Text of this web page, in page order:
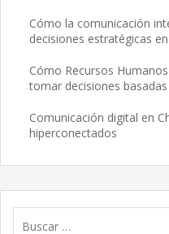
Cómo la comunicación
decisiones estratégicas
Cómo Recursos
tomar decisiones
Comunicación digital en
hiperconectados